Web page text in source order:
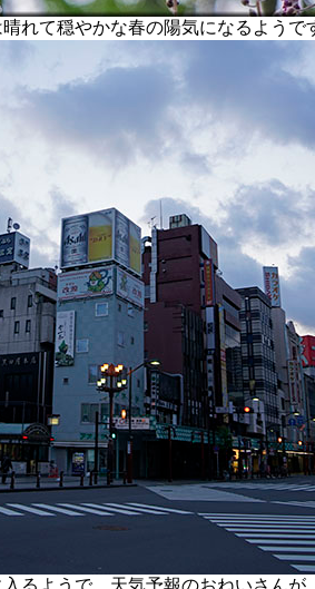
れて穏やかな春の陽気になるようで
るようで、天気予報のおねいさんが